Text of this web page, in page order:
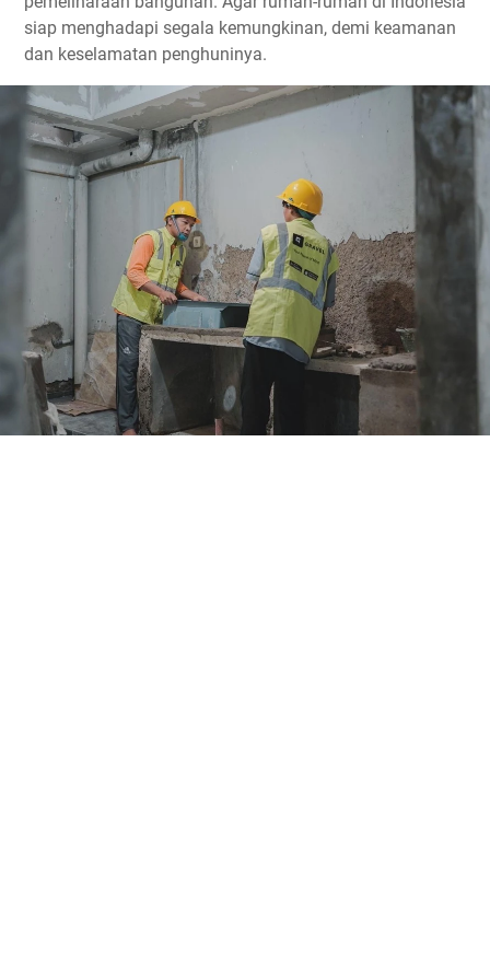
siap menghadapi segala kemungkinan, demi keamanan
dan keselamatan penghuninya.